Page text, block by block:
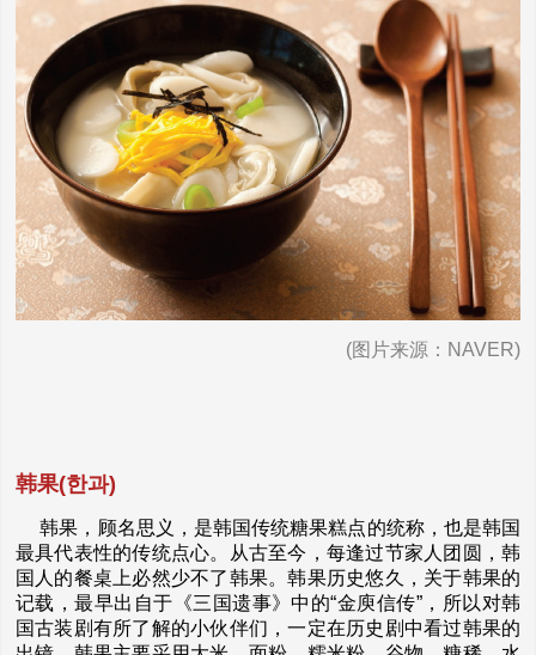
(图片来源：NAVER)
韩果(한과)
韩果，顾名思义，是韩国传统糖果糕点的统称，也是韩国
最具代表性的传统点心。从古至今，每逢过节家人团圆，韩
国人的餐桌上必然少不了韩果。韩果历史悠久，关于韩果的
记载，最早出自于《三国遗事》中的“金庾信传”，所以对韩
国古装剧有所了解的小伙伴们，一定在历史剧中看过韩果的